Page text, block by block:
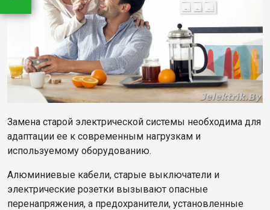
Замена старой электрической системы необходима для
адаптации ее к современным нагрузкам и
используемому оборудованию.
Алюминиевые кабели, старые выключатели и
электрические розетки вызывают опасные
перенапряжения, а предохранители, установленные